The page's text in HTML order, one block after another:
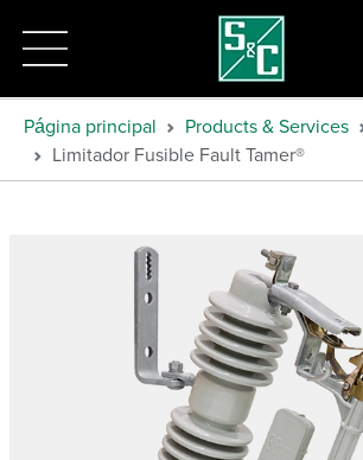
Página principal Products & Services
Limitador Fusible Fault Tamer®